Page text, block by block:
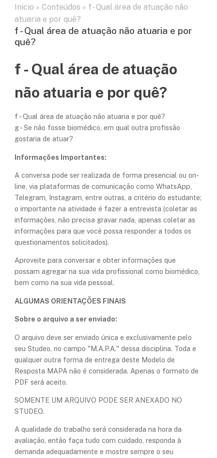
Início » Conteúdos » f - Qual área de atuação não
atuaria e por quê?
f - Qual área de atuação não atuaria e por
quê?
f - Qual área de atuação
não atuaria e por quê?
f - Qual área de atuação não atuaria e por quê?
g - Se não fosse biomédico, em qual outra profissão
gostaria de atuar?
Informações Importantes:
A conversa pode ser realizada de forma presencial ou on-
line, via plataformas de comunicação como WhatsApp,
Telegram, Instagram, entre outras, a critério do estudante;
o importante na atividade é fazer a entrevista (coletar as
informações, não precisa gravar nada, apenas coletar as
informações para que você possa responder a todos os
questionamentos solicitados).
Aproveite para conversar e obter informações que
possam agregar na sua vida profissional como biomédico,
bem como na sua vida pessoal. ​
ALGUMAS ORIENTAÇÕES FINAIS
Sobre o arquivo a ser enviado:
O arquivo deve ser enviado única e exclusivamente pelo
seu Studeo, no campo "M.A.P.A." dessa disciplina. Toda e
qualquer outra forma de entrega deste Modelo de
Resposta MAPA não é considerada. Apenas o formato de
PDF será aceito.
SOMENTE UM ARQUIVO PODE SER ANEXADO NO
STUDEO.
A qualidade do trabalho será considerada na hora da
avaliação, então faça tudo com cuidado, responda à
demanda adequadamente e mostre sempre o seu